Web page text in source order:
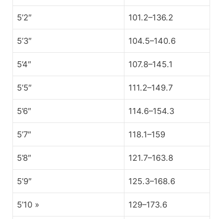
5’2″ 101.2–136.2
5’3″ 104.5–140.6
5’4″ 107.8–145.1
5’5″ 111.2–149.7
5’6″ 114.6–154.3
5’7″ 118.1–159
5’8″ 121.7–163.8
5’9″ 125.3–168.6
5’10 » 129–173.6